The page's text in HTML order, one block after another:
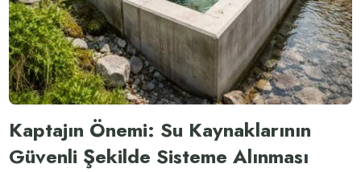
Kaptajın Önemi: Su Kaynaklarının
Güvenli Şekilde Sisteme Alınması